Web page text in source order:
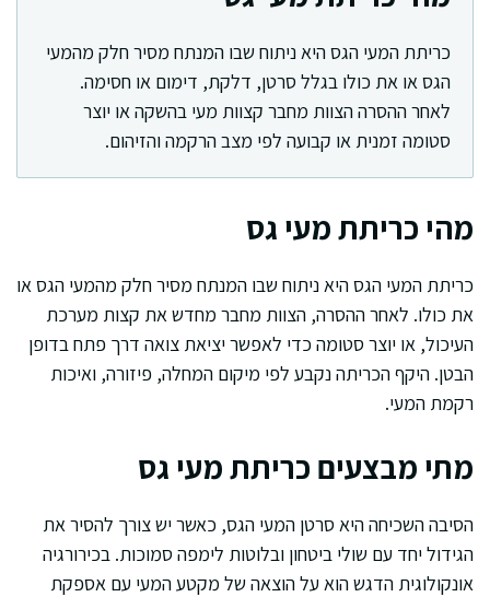
כריתת המעי הגס היא ניתוח שבו המנתח מסיר חלק מהמעי
הגס או את כולו בגלל סרטן, דלקת, דימום או חסימה.
לאחר ההסרה הצוות מחבר קצוות מעי בהשקה או יוצר
סטומה זמנית או קבועה לפי מצב הרקמה והזיהום.
מהי כריתת מעי גס
כריתת המעי הגס היא ניתוח שבו המנתח מסיר חלק מהמעי הגס או
את כולו. לאחר ההסרה, הצוות מחבר מחדש את קצות מערכת
העיכול, או יוצר סטומה כדי לאפשר יציאת צואה דרך פתח בדופן
הבטן. היקף הכריתה נקבע לפי מיקום המחלה, פיזורה, ואיכות
רקמת המעי.
מתי מבצעים כריתת מעי גס
הסיבה השכיחה היא סרטן המעי הגס, כאשר יש צורך להסיר את
הגידול יחד עם שולי ביטחון ובלוטות לימפה סמוכות. בכירורגיה
אונקולוגית הדגש הוא על הוצאה של מקטע המעי עם אספקת